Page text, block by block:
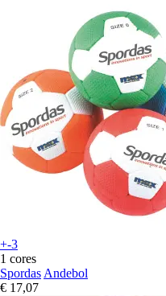
+-3
1 cores
Spordas Andebol
€ 17,07